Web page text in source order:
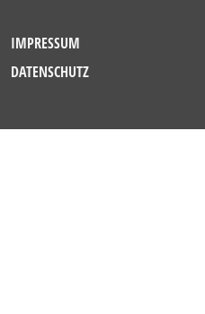
IMPRESSUM
DATENSCHUTZ